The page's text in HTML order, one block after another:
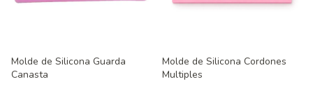
Molde de Silicona Guarda
Canasta
Molde de Silicona Cordones
Multiples